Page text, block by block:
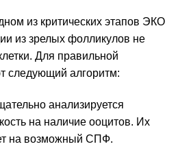
из критических этапов ЭКО
из зрелых фолликулов не
Для правильной
следующий алгоритм:
анализируется
на наличие ооцитов. Их
на возможный СПФ.